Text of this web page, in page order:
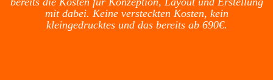
mit dabei. Keine versteckten Kosten, kein
kleingedrucktes und das bereits ab 690€.